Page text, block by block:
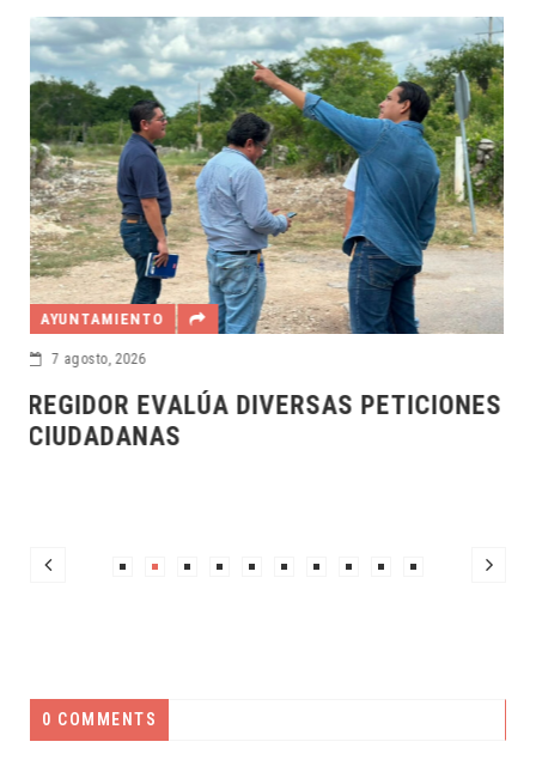
AYUNTAMIENTO
7 agosto, 2026
MÉRIDANOS MERECEN TENER SERVICIOS
0 COMMENTS